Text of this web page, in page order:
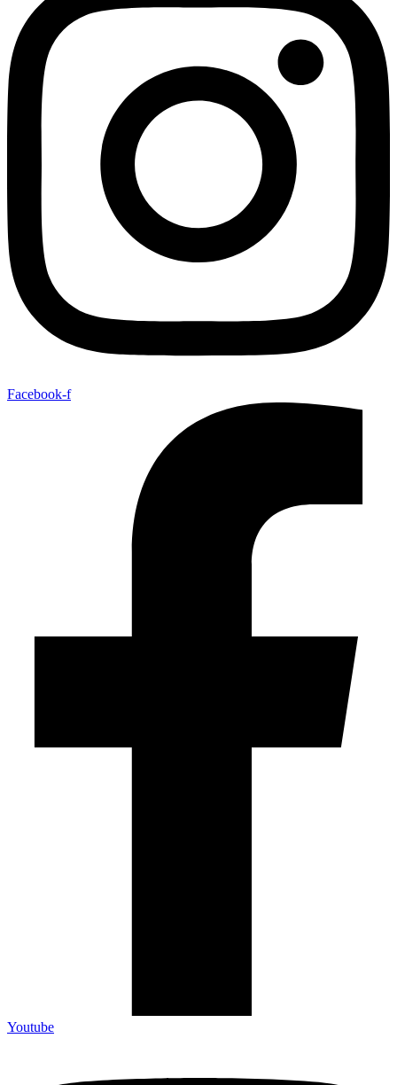
Facebook-f
Youtube